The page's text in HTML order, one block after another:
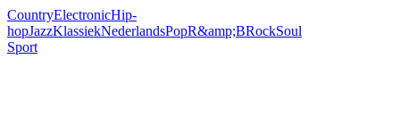
CountryElectronicHip-
hopJazzKlassiekNederlandsPopR&amp;BRockSoul
Sport